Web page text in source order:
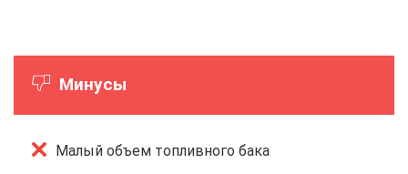
Минусы
Малый объем топливного бака